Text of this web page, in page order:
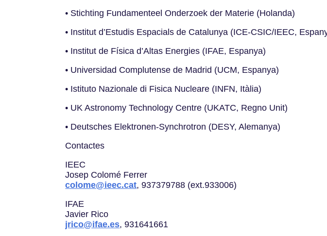
• Stichting Fundamenteel Onderzoek der Materie (Holanda)
• Institut d’Estudis Espacials de Catalunya (ICE-CSIC/IEEC,
• Institut de Física d’Altas Energies (IFAE, Espanya)
• Universidad Complutense de Madrid (UCM, Espanya)
• Istituto Nazionale di Fisica Nucleare (INFN, Itàlia)
• UK Astronomy Technology Centre (UKATC, Regno Unit)
• Deutsches Elektronen-Synchrotron (DESY, Alemanya)
Contactes
IEEC
Josep Colomé Ferrer
colome@ieec.cat, 937379788 (ext.933006)
IFAE
Javier Rico
jrico@ifae.es, 931641661